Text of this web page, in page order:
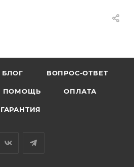
БЛОГ ВОПРОС-ОТВЕТ
ПОМОЩЬ ОПЛАТА
ГАРАНТИЯ